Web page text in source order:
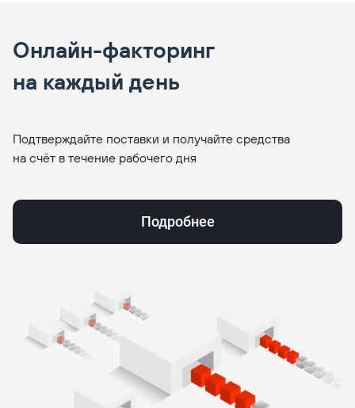
Онлайн-факторинг
на каждый день
Подтверждайте поставки и получайте средства
на счёт в течение рабочего дня
Подробнее